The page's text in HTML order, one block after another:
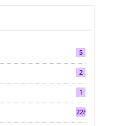
5
2
1
2286